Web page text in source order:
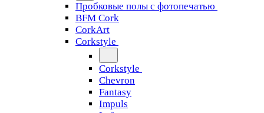
Пробковые полы с фотопечатью
BFM Cork
CorkArt
Corkstyle
Corkstyle
Chevron
Fantasy
Impuls